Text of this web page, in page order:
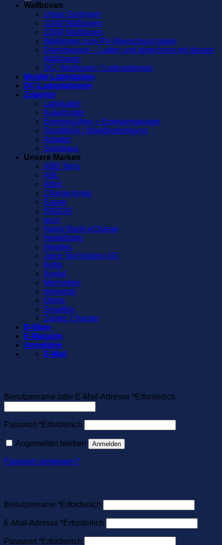
Wallboxen
Unser Sortiment
11kW Wallboxen
22kW Wallboxen
Wallboxen zum PV-Überschuss laden
Dienstwagen – Laden und abrechnen mit diesen
Wallboxen
DC- Wallboxen / Ladestationen
Mobile Ladestation
DC-Ladestationen
Zubehör
Ladekabel
Kabelhalter
Energiezähler + Energiemanager
Standfüße / Wandbefestigung
Adapter
Sonstiges
Unsere Marken
ABB Terra
ABL
Alfen
Charge Amps
Easee
EM2GO
go-e
Hardy Barth eCharge
Heidelberg
Hesotec
Juice Technology AG
Keba
Kostal
Mennekes
myenergi
Ohme
Smartfox
Zaptec Charger
B-Ware
E-Magazin
Anmelden
E-Mail
Benutzername oder E-Mail-Adresse *Erforderlich
Passwort *Erforderlich
Angemeldet bleiben Anmelden
Passwort vergessen?
Benutzername *Erforderlich
E-Mail-Adresse *Erforderlich
Passwort *Erforderlich